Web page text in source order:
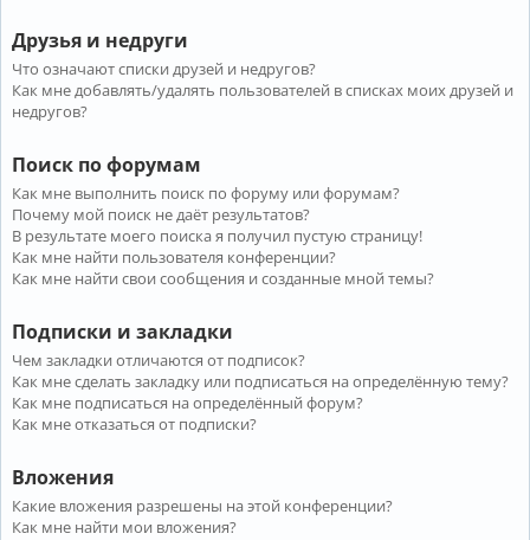
Друзья и недруги
Что означают списки друзей и недругов?
Как мне добавлять/удалять пользователей в списках моих друзей и
недругов?
Поиск по форумам
Как мне выполнить поиск по форуму или форумам?
Почему мой поиск не даёт результатов?
В результате моего поиска я получил пустую страницу!
Как мне найти пользователя конференции?
Как мне найти свои сообщения и созданные мной темы?
Подписки и закладки
Чем закладки отличаются от подписок?
Как мне сделать закладку или подписаться на определённую тему?
Как мне подписаться на определённый форум?
Как мне отказаться от подписки?
Вложения
Какие вложения разрешены на этой конференции?
Как мне найти мои вложения?